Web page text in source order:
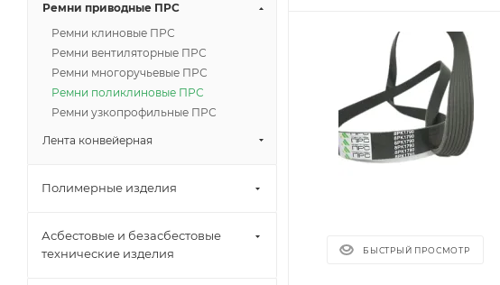
БЫСТРЫЙ ПРОСМОТР
Ремни приводные ПРС
Ремни клиновые ПРС
Ремни вентиляторные ПРС
Ремни многоручьевые ПРС
Ремни поликлиновые ПРС
Ремни узкопрофильные ПРС
Лента конвейерная
Полимерные изделия
Асбестовые и безасбестовые
технические изделия